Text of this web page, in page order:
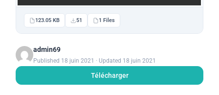
123.05 KB 51 1 Files
admin69
Published 18 juin 2021 · Updated 18 juin 2021
Télécharger